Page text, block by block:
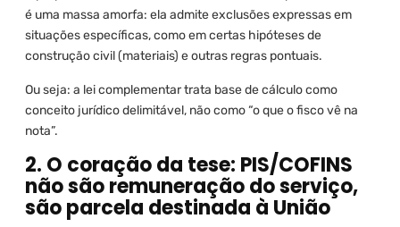
é uma massa amorfa: ela admite exclusões expressas em
situações específicas, como em certas hipóteses de
construção civil (materiais) e outras regras pontuais.
Ou seja: a lei complementar trata base de cálculo como
conceito jurídico delimitável, não como “o que o fisco vê na
nota”.
2. O coração da tese: PIS/COFINS
não são remuneração do serviço,
são parcela destinada à União